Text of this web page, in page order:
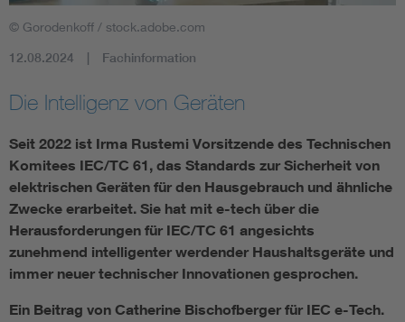
Mobility
Smart Cities
DKE Fachinformationen im Kontext der Normung
Blitzschutz: DIN EN 62305 in der Übersicht
Circular Economy für mehr Ressourceneffizienz
© Gorodenkoff / stock.adobe.com
12.08.2024 Fachinformation
Die Intelligenz von Geräten
Seit 2022 ist Irma Rustemi Vorsitzende des Technischen
Komitees IEC/TC 61, das Standards zur Sicherheit von
elektrischen Geräten für den Hausgebrauch und ähnliche
Zwecke erarbeitet. Sie hat mit e-tech über die
Herausforderungen für IEC/TC 61 angesichts
zunehmend intelligenter werdender Haushaltsgeräte und
immer neuer technischer Innovationen gesprochen.
Ein Beitrag von Catherine Bischofberger für IEC e-Tech.